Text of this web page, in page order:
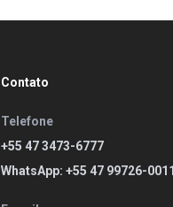
Contato
Telefone
+55 47 3473-6777
WhatsApp: +55 47 99726-0011